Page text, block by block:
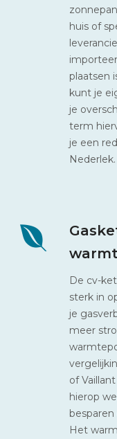
huis of
plaatsen
kunt je
je
term
je een
Nederlek.
De cv-
sterk in
je
meer
of
hierop
Het